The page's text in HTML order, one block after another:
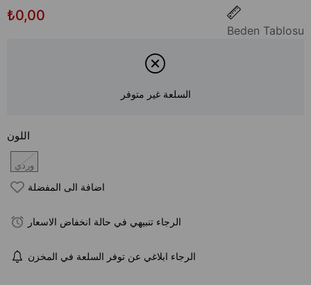
₺0,00
Beden Tablosu
السلعة غير متوفر
اللون
وردي
اضافة الى المفضلة
الرجاء تنبيهي في حالة انخفاض الاسعار
الرجاء ابلاغي عن توفر السلعة في المخزن